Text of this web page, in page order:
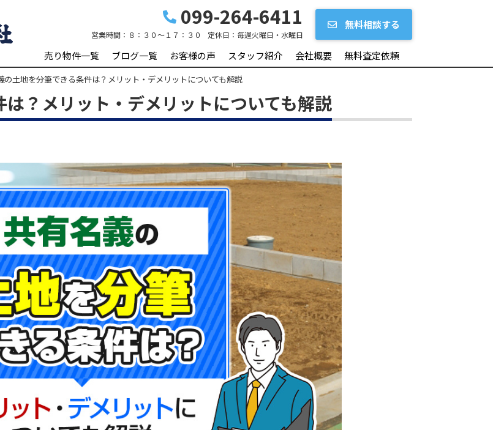
099-264-6411
営業時間： ８：３０～１７：３０ 定休日： 毎週火曜日・水曜日
無料相談する
売り物件一覧 ブログ一覧 お客様の声 スタッフ紹介 会社概要 無料査定依頼
の土地を分筆できる条件は？メリット・デメリットについても解説
？メリット・デメリットについても解説